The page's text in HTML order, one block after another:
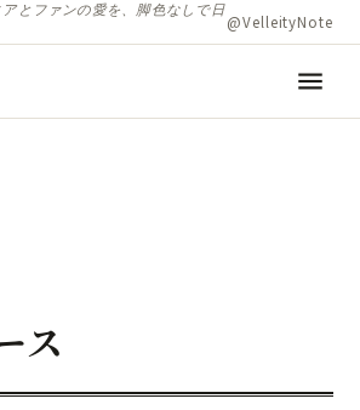
とファンの愛を、脚色なしで日
@VelleityNote
menu
ス